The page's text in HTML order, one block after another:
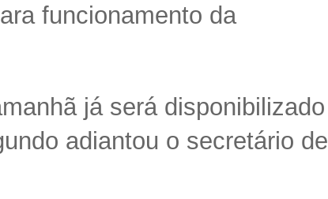
funcionamento da
já será disponibilizado
adiantou o secretário de